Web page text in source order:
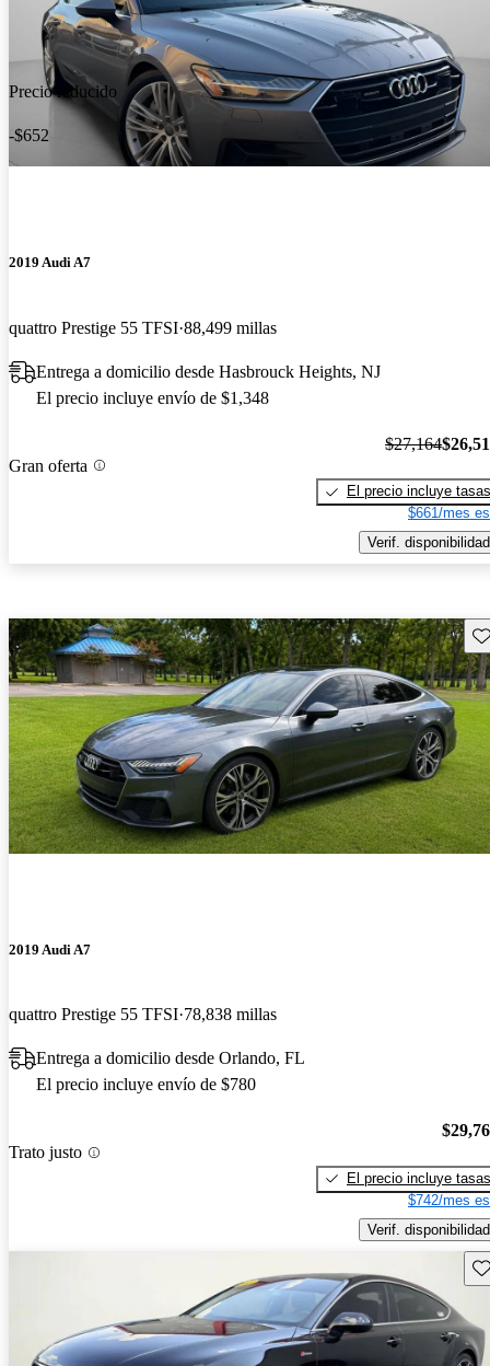
Precio reducido
-$652
2019 Audi A7
quattro Prestige 55 TFSI 88,499 millas
Entrega a domicilio desde Hasbrouck Heights, NJ
El precio incluye envío de $1,348
Gran oferta
$27,164
El precio incluye tasas
$661/mes
Verif. disponibilidad
2019 Audi A7
quattro Prestige 55 TFSI 78,838 millas
Entrega a domicilio desde Orlando, FL
El precio incluye envío de $780
Trato justo
El precio incluye tasas
$742/mes
Verif. disponibilidad